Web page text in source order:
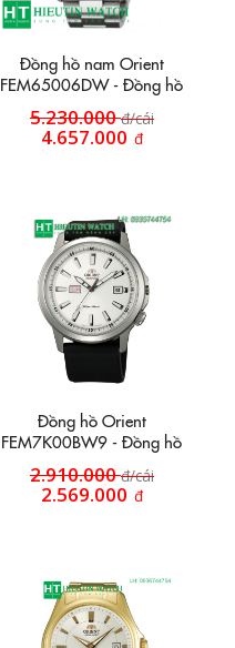
Đồng hồ nam Orient
FEM65006DW - Đồng hồ
tự động
5.230.000đ/cái
4.657.000 đ
Đồng hồ Orient
FEM7K00BW9 - Đồng hồ
dây da HT19
2.910.000đ/cái
2.569.000 đ